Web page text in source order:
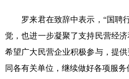
罗来君在致辞中表示，“国聘行
觉，也进一步凝聚了支持民营经
希望广大民营企业积极参与，提
同各有关单位，继续做好各项服